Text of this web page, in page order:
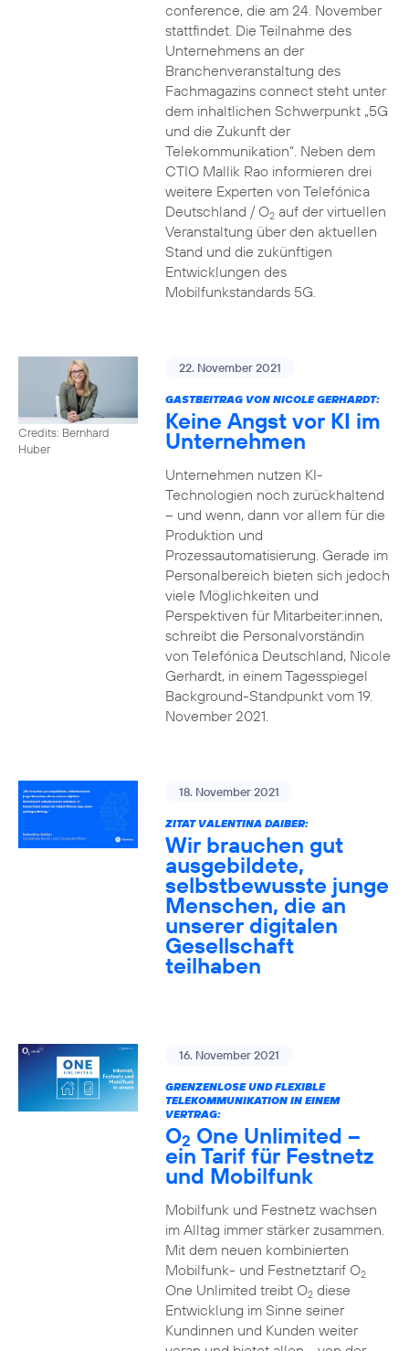
conference, die am 24. November
stattfindet. Die Teilnahme des
Unternehmens an der
Branchenveranstaltung des
Fachmagazins connect steht unter
dem inhaltlichen Schwerpunkt „5G
und die Zukunft der
Telekommunikation“. Neben dem
CTIO Mallik Rao informieren drei
weitere Experten von Telefónica
Deutschland / O2auf der virtuellen
Veranstaltung über den aktuellen
Stand und die zukünftigen
Entwicklungen des
Mobilfunkstandards 5G.
Credits: Bernhard
Huber
22. November 2021
GASTBEITRAG VON NICOLE GERHARDT:
Keine Angst vor KI im
Unternehmen
Unternehmen nutzen KI-
Technologien noch zurückhaltend
– und wenn, dann vor allem für die
Produktion und
Prozessautomatisierung. Gerade im
Personalbereich bieten sich jedoch
viele Möglichkeiten und
Perspektiven für Mitarbeiter:innen,
schreibt die Personalvorständin
von Telefónica Deutschland, Nicole
Gerhardt, in einem Tagesspiegel
Background-Standpunkt vom 19.
November 2021.
18. November 2021
ZITAT VALENTINA DAIBER:
Wir brauchen gut
ausgebildete,
selbstbewusste junge
Menschen, die an
unserer digitalen
Gesellschaft
teilhaben
16. November 2021
GRENZENLOSE UND FLEXIBLE
TELEKOMMUNIKATION IN EINEM
VERTRAG:
O2 One Unlimited –
ein Tarif für Festnetz
und Mobilfunk
Mobilfunk und Festnetz wachsen
im Alltag immer stärker zusammen.
Mit dem neuen kombinierten
Mobilfunk- und Festnetztarif O2
One Unlimited treibt O2diese
Entwicklung im Sinne seiner
Kundinnen und Kunden weiter